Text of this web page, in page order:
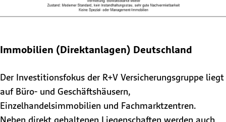
Immobilien (Direktanlagen) Deutschland
Der Investitionsfokus der R+V Versicherungsgruppe liegt
auf Büro- und Geschäftshäusern,
Einzelhandelsimmobilien und Fachmarktzentren.